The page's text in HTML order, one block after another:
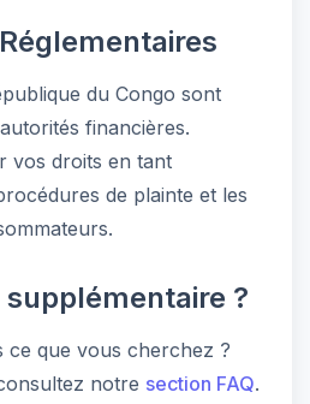
du Congo sont
financières.
vos droits en tant
de plainte et les
?
ce que vous cherchez ?
notre section FAQ.